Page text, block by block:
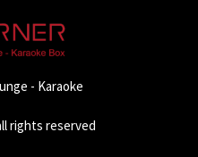
- Karaoke
rights reserved